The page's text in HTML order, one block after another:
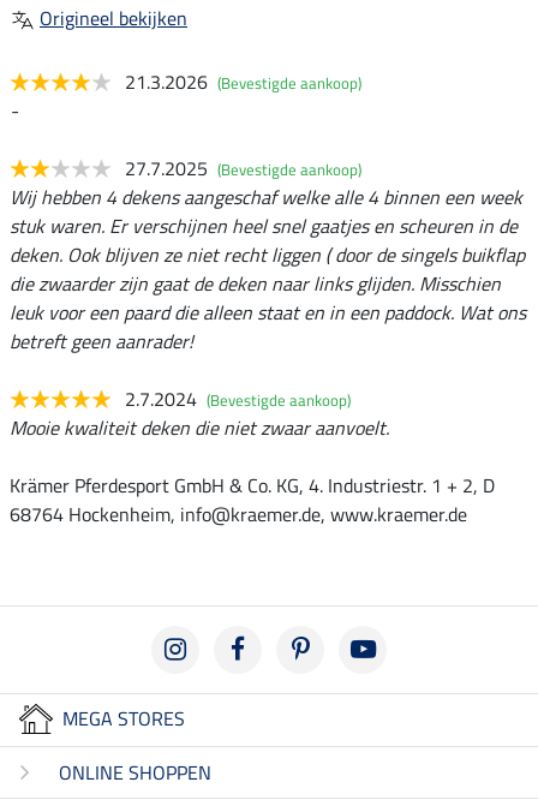
Origineel bekijken
21.3.2026 (Bevestigde aankoop)
-
27.7.2025 (Bevestigde aankoop)
Wij hebben 4 dekens aangeschaf welke alle 4 binnen een week
stuk waren. Er verschijnen heel snel gaatjes en scheuren in de
deken. Ook blijven ze niet recht liggen ( door de singels buikflap
die zwaarder zijn gaat de deken naar links glijden. Misschien
leuk voor een paard die alleen staat en in een paddock. Wat ons
betreft geen aanrader!
2.7.2024 (Bevestigde aankoop)
Mooie kwaliteit deken die niet zwaar aanvoelt.
Krämer Pferdesport GmbH & Co. KG, 4. Industriestr. 1 + 2, D
68764 Hockenheim, info@kraemer.de, www.kraemer.de
MEGA STORES
ONLINE SHOPPEN